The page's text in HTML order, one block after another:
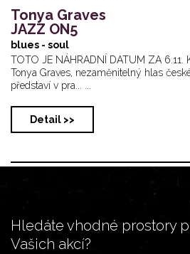
Tonya Graves
JAZZ ON5
blues - soul
TOTO JE NÁHRADNÍ DATUM ZA 6.11.
Tonya Graves, nezaměnitelný hlas
představí v pra... ...
Detail >>
Hledáte vhodné prostory
Vašich akcí?